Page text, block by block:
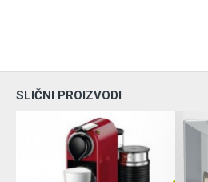
SLIČNI PROIZVODI